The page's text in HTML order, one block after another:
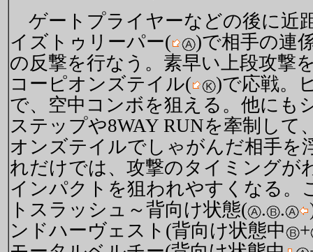
ゲートプライヤーなどの後に近
イズトゥリーパー(
)で相手の連
の反撃を行なう。素早い上段攻撃
コーピオンズテイル(
)で応戦。
で、空中コンボを狙える。他にも
ステップや8WAY RUNを牽制して
オンズテイルでしゃがんだ相手を
れだけでは、攻撃のタイミングが
インパクトを狙われやすくなる。
トスラッシュ～背向け状態(
. .
ンドハーヴェスト(背向け状態中
+